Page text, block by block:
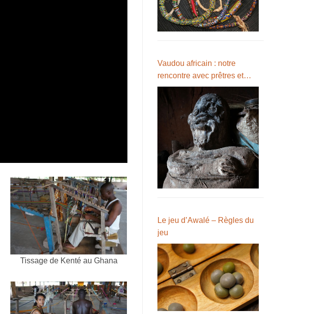
Tissage de Kenté au Ghana
Vaudou africain : notre
rencontre avec prêtres et
fétiches vaudou
Le jeu d’Awalé – Règles du
jeu